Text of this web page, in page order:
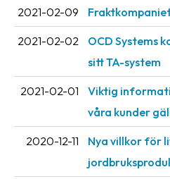
2021-02-09
2021-02-02
OCD Systems
sitt TA-system
2021-02-01
Viktig
våra kunder
2020-12-11
Nya villkor för